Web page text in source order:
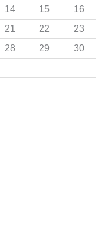
14 15
16
21 22
23
28 29
30